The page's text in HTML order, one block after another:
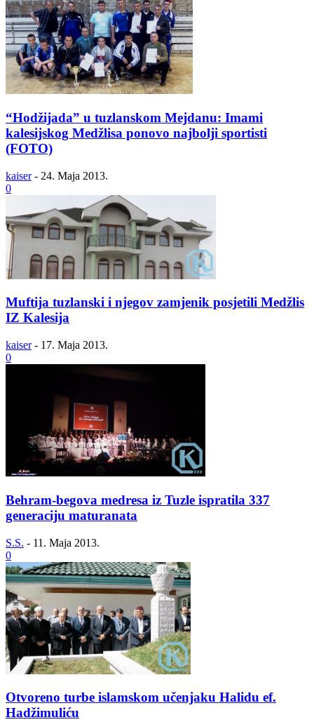
“Hodžijada” u tuzlanskom Mejdanu: Imami
kalesijskog Medžlisa ponovo najbolji sportisti
(FOTO)
kaiser - 24. Maja 2013.
0
Muftija tuzlanski i njegov zamjenik posjetili Medžlis
IZ Kalesija
kaiser - 17. Maja 2013.
0
Behram-begova medresa iz Tuzle ispratila 337
generaciju maturanata
S.S. - 11. Maja 2013.
0
Otvoreno turbe islamskom učenjaku Halidu ef.
Hadžimuliću